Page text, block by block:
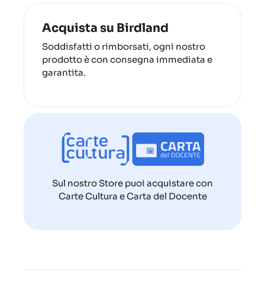
Acquista su Birdland
Soddisfatti o rimborsati, ogni nostro
prodotto è con consegna immediata e
garantita.
Sul nostro Store puoi acquistare con
Carte Cultura e Carta del Docente